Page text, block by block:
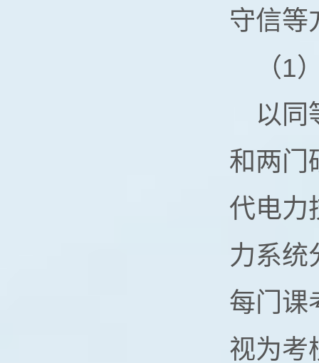
守信等
（1
以同
和两门
代电力
力系统
每门课
视为考